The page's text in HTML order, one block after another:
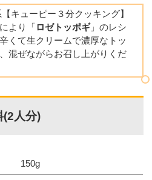
キューピー３分クッキング】
より「ロゼトッポギ」のレシ
くて生クリームで濃厚なトッ
混ぜながらお召し上がりくだ
(2人分)
150g